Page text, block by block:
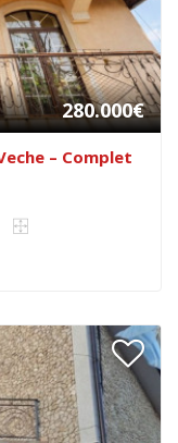
280.000€
– Complet